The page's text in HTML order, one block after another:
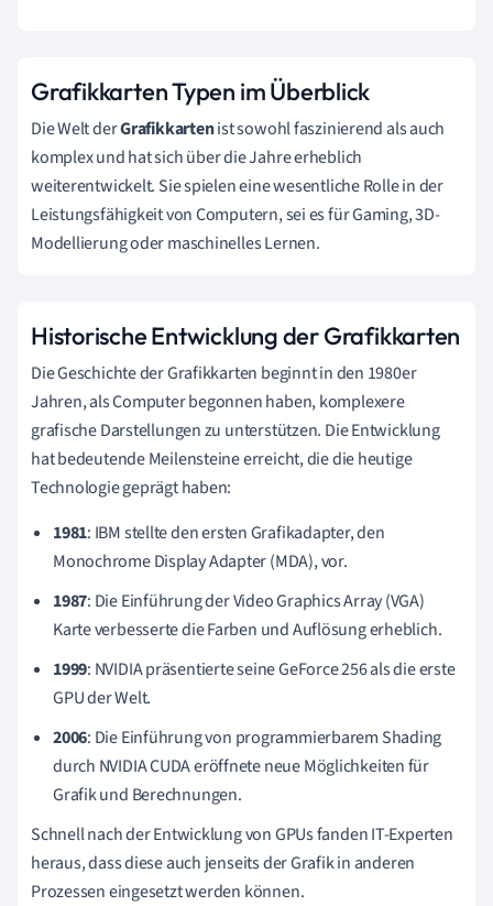
Grafikkarten Typen im Überblick
Die Welt derGrafikkartenist sowohl faszinierend als auch
komplex und hat sich über die Jahre erheblich
weiterentwickelt. Sie spielen eine wesentliche Rolle in der
Leistungsfähigkeit von Computern, sei es für Gaming, 3D-
Modellierung oder maschinelles Lernen.
Historische Entwicklung der Grafikkarten
Die Geschichte der Grafikkarten beginnt in den 1980er
Jahren, als Computer begonnen haben, komplexere
grafische Darstellungen zu unterstützen. Die Entwicklung
hat bedeutende Meilensteine erreicht, die die heutige
Technologie geprägt haben:
1981: IBM stellte den ersten Grafikadapter, den
Monochrome Display Adapter (MDA), vor.
1987: Die Einführung der Video Graphics Array (VGA)
Karte verbesserte die Farben und Auflösung erheblich.
1999: NVIDIA präsentierte seine GeForce 256 als die erste
GPU der Welt.
2006: Die Einführung von programmierbarem Shading
durch NVIDIA CUDA eröffnete neue Möglichkeiten für
Grafik und Berechnungen.
Schnell nach der Entwicklung von GPUs fanden IT-Experten
heraus, dass diese auch jenseits der Grafik in anderen
Prozessen eingesetzt werden können.